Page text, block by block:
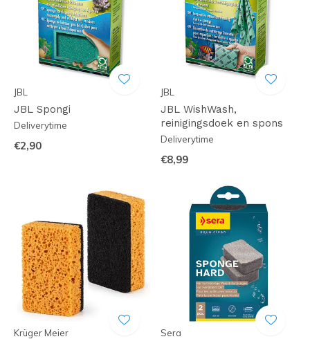
JBL
JBL Spongi
Deliverytime
€2,90
JBL
JBL WishWash,
reinigingsdoek en spons
Deliverytime
€8,99
Krüger Meier Sera